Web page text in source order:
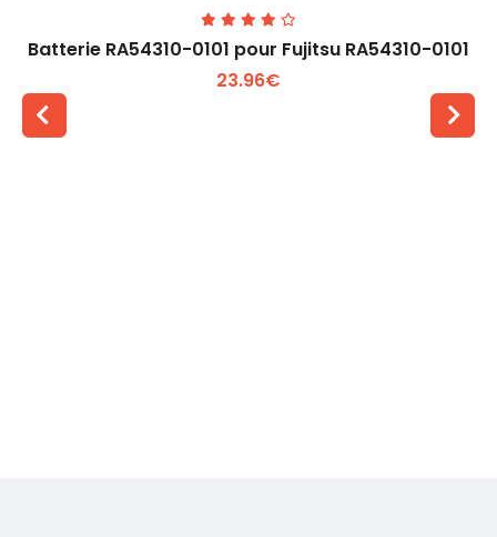
Batterie RA54310-0101 pour Fujitsu RA54310-0101
23.96€